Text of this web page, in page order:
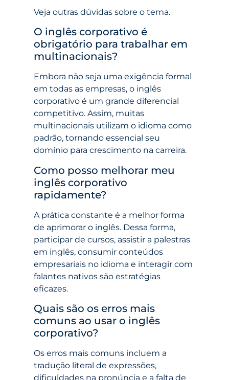
Veja outras dúvidas sobre o tema.
O inglês corporativo é
obrigatório para trabalhar em
multinacionais?
Embora não seja uma exigência formal
em todas as empresas, o inglês
corporativo é um grande diferencial
competitivo. Assim, muitas
multinacionais utilizam o idioma como
padrão, tornando essencial seu
domínio para crescimento na carreira.
Como posso melhorar meu
inglês corporativo
rapidamente?
A prática constante é a melhor forma
de aprimorar o inglês. Dessa forma,
participar de cursos, assistir a palestras
em inglês, consumir conteúdos
empresariais no idioma e interagir com
falantes nativos são estratégias
eficazes.
Quais são os erros mais
comuns ao usar o inglês
corporativo?
Os erros mais comuns incluem a
tradução literal de expressões,
dificuldades na pronúncia e a falta de